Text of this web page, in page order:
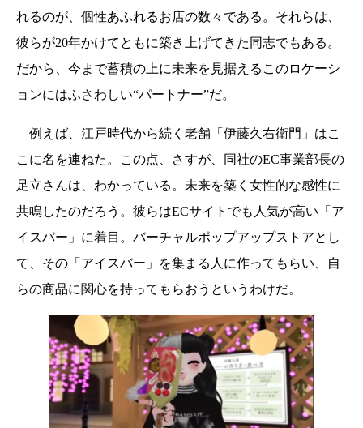
れるのが、個性あふれるお店の数々である。それらは、
彼らが20年かけてともに築き上げてきた同志でもある。
だから、今まで蓄積の上に未来を見据えるこのロケーシ
ョンにはふさわしい“パートナー”だ。
例えば、江戸時代から続く老舗「伊藤久右衛門」はこ
こに名を連ねた。この点、さすが、同社のEC事業部長の
足立さんは、わかっている。未来を築く女性的な感性に
共鳴したのだろう。彼らはECサイトでも人気が高い「ア
イスバー」に着目。バーチャルポップアップストアとし
て、その「アイスバー」を集まる人に作ってもらい、自
らの商品に関心を持ってもらおうというわけだ。